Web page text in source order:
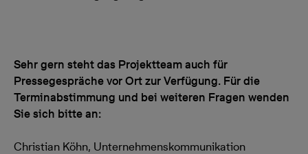
Sehr gern steht das Projektteam auch für
Pressegespräche vor Ort zur Verfügung. Für die
Terminabstimmung und bei weiteren Fragen wenden
Sie sich bitte an:
Christian Köhn, Unternehmenskommunikation